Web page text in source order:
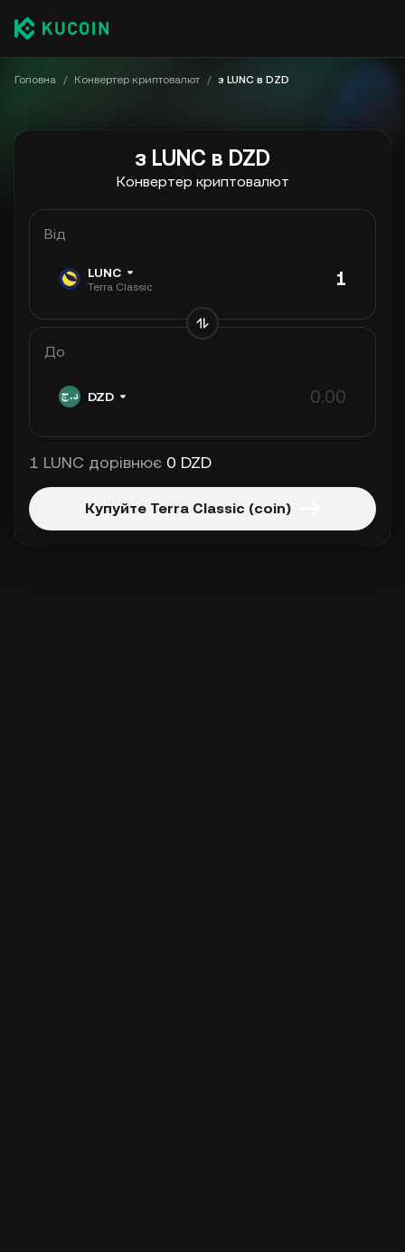
Головна / Конвертер криптовалют / з LUNC в DZD
з LUNC в DZD
Конвертер криптовалют
Від
LUNC
Terra Classic
До
DZD
1 LUNC дорівнює 0 DZD
Купуйте Terra Classic (coin)